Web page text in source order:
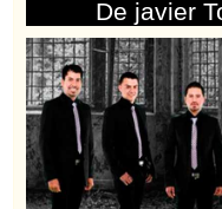
De javier